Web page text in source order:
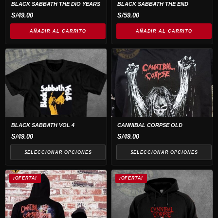
BLACK SABBATH THE DIO YEARS
S/49.00
AÑADIR AL CARRITO
BLACK SABBATH THE END
S/59.00
AÑADIR AL CARRITO
BLACK SABBATH VOL 4
S/49.00
SELECCIONAR OPCIONES
Este
producto
tiene
múltiples
variantes.
opciones
se
pueden
elegir
en
la
página
de
CANNIBAL CORPSE OLD
S/49.00
SELECCIONAR OPCIONES
Este
producto
tiene
múltiples
variantes.
Las
opciones
se
pueden
elegir
en
la
página
de
¡OFERTA! ¡OFERTA!